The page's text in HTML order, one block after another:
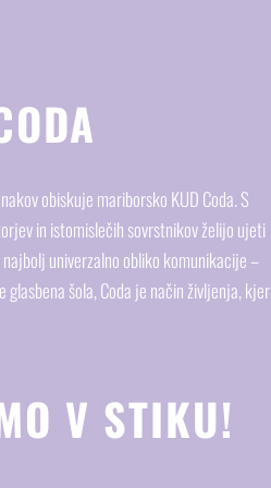
obiskuje mariborsko KUD Coda. S
in istomislečih sovrstnikov želijo ujeti
univerzalno obliko komunikacije –
glasbena šola, Coda je način življenja, kjer
V STIKU!